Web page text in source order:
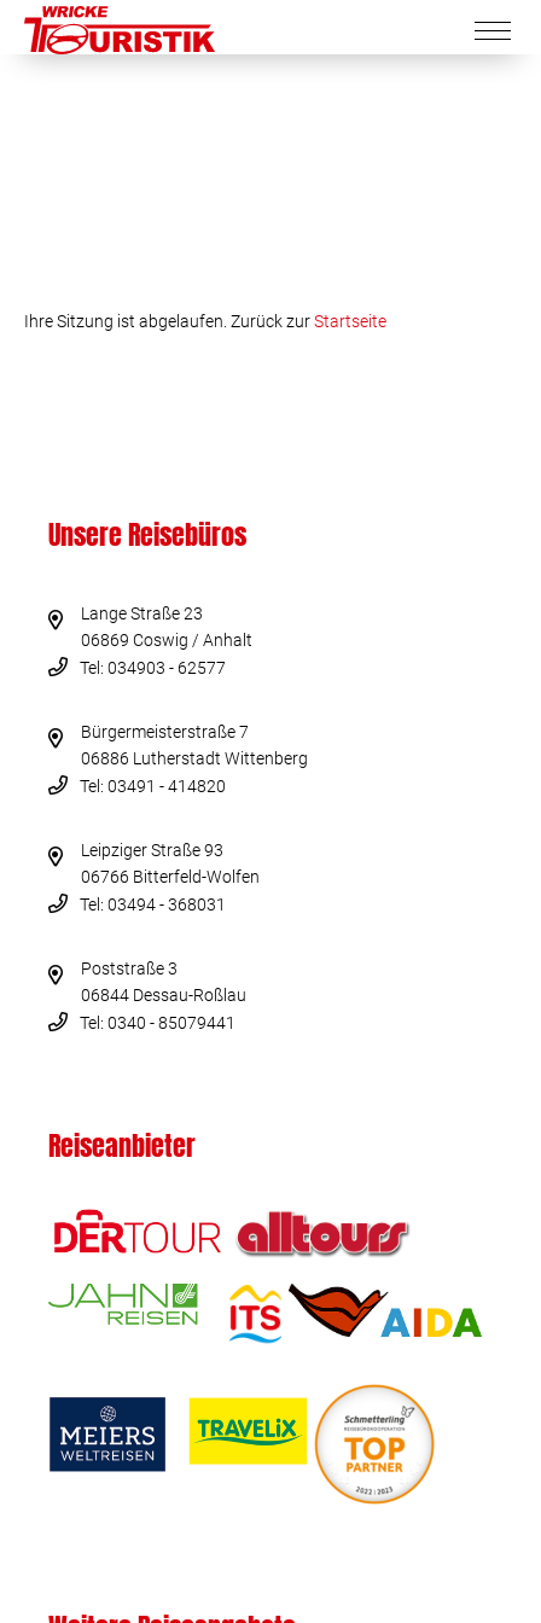
Ihre Sitzung ist abgelaufen. Zurück zurStartseite
Unsere Reisebüros
Lange Straße 23
06869 Coswig / Anhalt
Tel: 034903 - 62577
Bürgermeisterstraße 7
06886 Lutherstadt Wittenberg
Tel: 03491 - 414820
Leipziger Straße 93
06766 Bitterfeld-Wolfen
Tel: 03494 - 368031
Poststraße 3
06844 Dessau-Roßlau
Tel: 0340 - 85079441
Reiseanbieter